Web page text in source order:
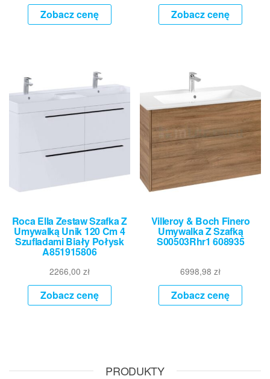
Zobacz cenę
Zobacz cenę
Roca Ella Zestaw Szafka Z
Umywalką Unik 120 Cm 4
Szufladami Biały Połysk
A851915806
2266,00 zł
Zobacz cenę
Villeroy & Boch Finero
Umywalka Z Szafką
S00503Rhr1 608935
6998,98zł
Zobacz cenę
PRODUKTY